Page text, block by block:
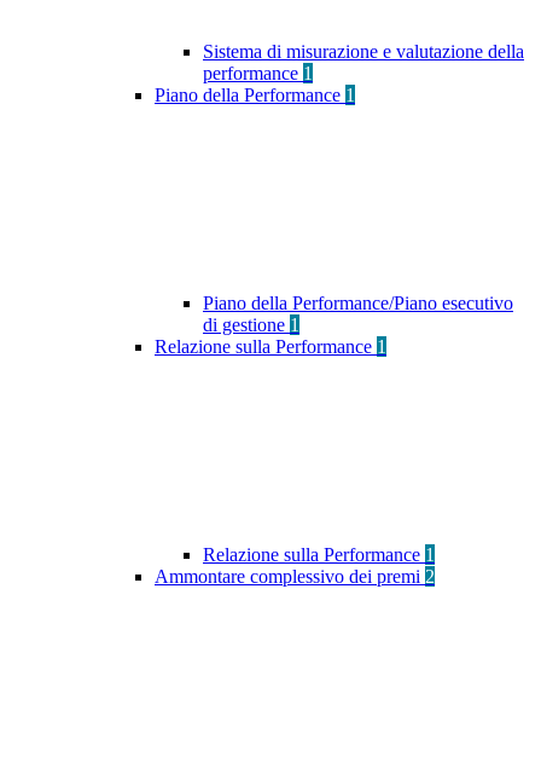
Sistema di misurazione e valutazione della
performance 1
Piano della Performance 1
Piano della Performance/Piano esecutivo
di gestione 1
Relazione sulla Performance 1
Relazione sulla Performance 1
Ammontare complessivo dei premi 2